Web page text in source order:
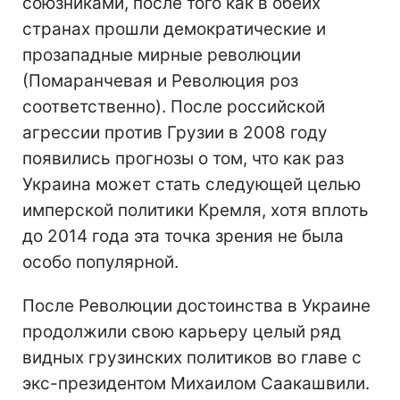
странах прошли демократические и
прозападные мирные революции
(Помаранчевая и Революция роз
соответственно). После российской
агрессии против Грузии в 2008 году
появились прогнозы о том, что как раз
Украина может стать следующей целью
имперской политики Кремля, хотя вплоть
до 2014 года эта точка зрения не была
особо популярной.
После Революции достоинства в Украине
продолжили свою карьеру целый ряд
видных грузинских политиков во главе с
экс-президентом Михаилом Саакашвили.